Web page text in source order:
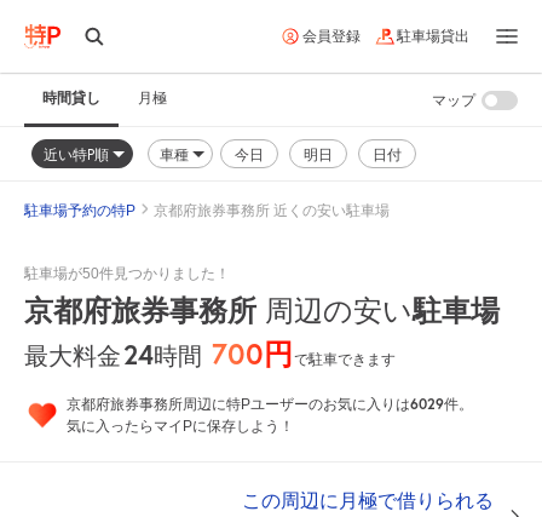
会員登録 駐車場貸出
時間貸し 月極
近い特P順 車種 今日 明日 日付
マップ
駐車場予約の特P 京都府旅券事務所 近くの安い駐車場
駐車場が50件見つかりました！
京都府旅券事務所 周辺の安い駐車場
最大料金24時間 700円で駐車できます
京都府旅券事務所周辺に特Pユーザーのお気に入りは6029件。
気に入ったらマイPに保存しよう！
この周辺に月極で借りられる